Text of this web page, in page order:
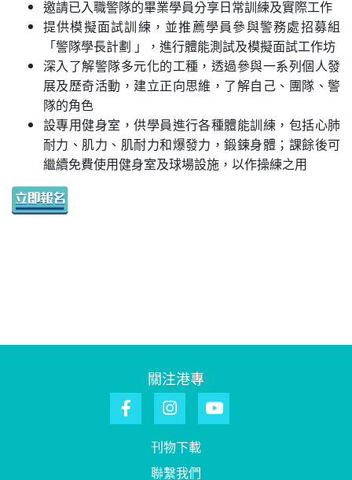
邀請已入職警隊的畢業學員分享日常訓練及實際工作
提供模擬面試訓練，並推薦學員參與警務處招募組
「警隊學長計劃 」，進行體能測試及模擬面試工作坊
深入了解警隊多元化的工種，透過參與一系列個人發
展及歷奇活動，建立正向思維，了解自己、團隊、警
隊的角色
設專用健身室，供學員進行各種體能訓練，包括心肺
耐力、肌力、肌耐力和爆發力，鍛鍊身體；課餘後可
繼續免費使用健身室及球場設施，以作操練之用
關注港專
刊物下載
聯繫我們